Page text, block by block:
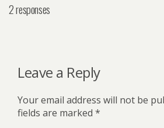
2 responses
Leave a Reply
Your email address will not be
fields are marked *